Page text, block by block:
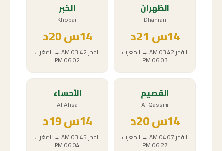
الظهران
Dhahran
14س
الفجر03:42 AM
→ المغرب
06:03 PM
الخبر
Khobar
14س20د
الفجر03:42 AM
→ المغرب
06:02 PM
القصيم
Al Qassim
14س20د
الفجر04:07 AM
→ المغرب
06:27 PM
الأحساء
Al Ahsa
14س19د
الفجر03:45 AM
→ المغرب
06:04 PM